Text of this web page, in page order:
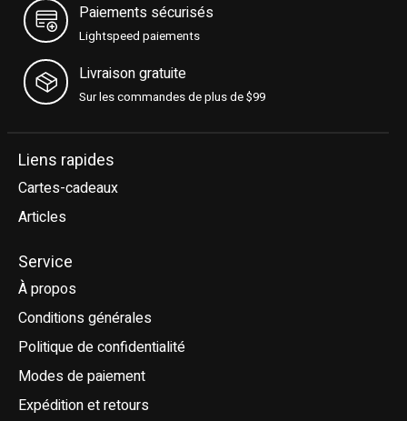
Paiements sécurisés
Lightspeed paiements
Livraison gratuite
Sur les commandes de plus de $99
Liens rapides
Cartes-cadeaux
Articles
Service
À propos
Conditions générales
Politique de confidentialité
Modes de paiement
Expédition et retours